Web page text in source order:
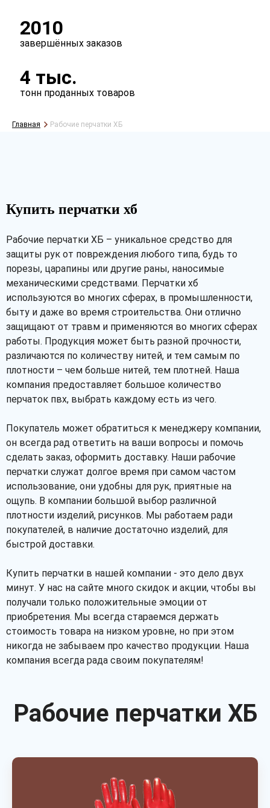
7 класс
2010
завершённых заказов
4 тыс.
тонн проданных товаров
Главная Рабочие перчатки ХБ
Купить перчатки хб
Рабочие перчатки ХБ – уникальное средство для
защиты рук от повреждения любого типа, будь то
порезы, царапины или другие раны, наносимые
механическими средствами. Перчатки хб
используются во многих сферах, в промышленности,
быту и даже во время строительства. Они отлично
защищают от травм и применяются во многих сферах
работы. Продукция может быть разной прочности,
различаются по количеству нитей, и тем самым по
плотности – чем больше нитей, тем плотней. Наша
компания предоставляет большое количество
перчаток пвх, выбрать каждому есть из чего.
Покупатель может обратиться к менеджеру компании,
он всегда рад ответить на ваши вопросы и помочь
сделать заказ, оформить доставку. Наши рабочие
перчатки служат долгое время при самом частом
использование, они удобны для рук, приятные на
ощупь. В компании большой выбор различной
плотности изделий, рисунков. Мы работаем ради
покупателей, в наличие достаточно изделий, для
быстрой доставки.
Купить перчатки в нашей компании - это дело двух
минут. У нас на сайте много скидок и акции, чтобы вы
получали только положительные эмоции от
приобретения. Мы всегда стараемся держать
стоимость товара на низком уровне, но при этом
никогда не забываем про качество продукции. Наша
компания всегда рада своим покупателям!
Рабочие перчатки ХБ